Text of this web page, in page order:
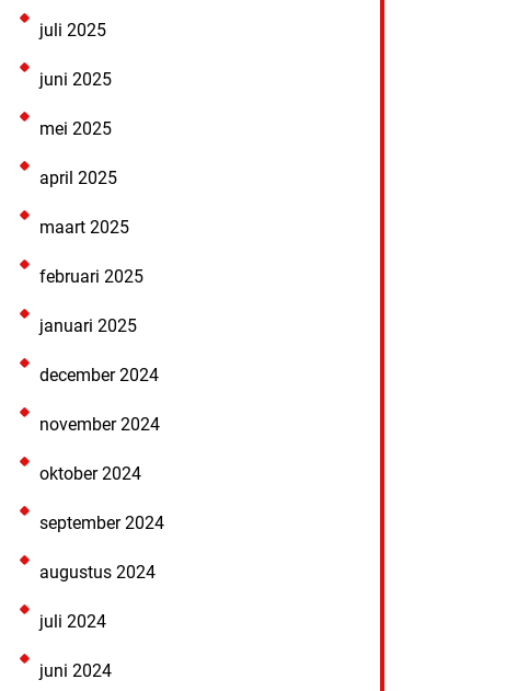
juli 2025
juni 2025
mei 2025
april 2025
maart 2025
februari 2025
januari 2025
december 2024
november 2024
oktober 2024
september 2024
augustus 2024
juli 2024
juni 2024